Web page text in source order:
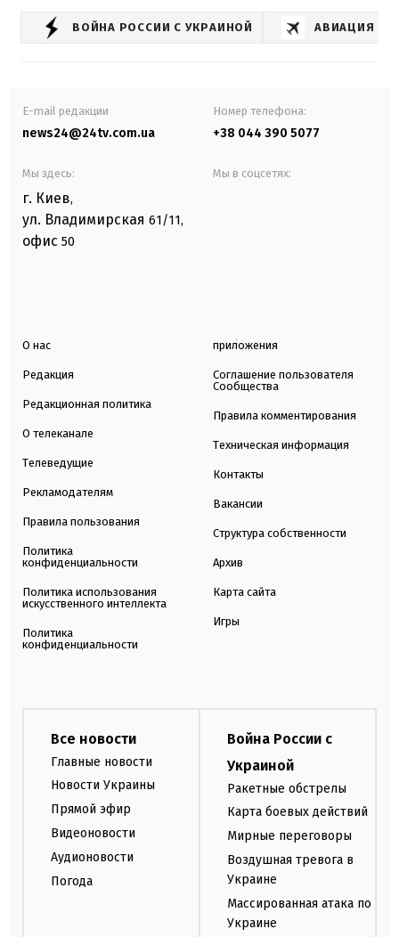
ВОЙНА РОССИИ С УКРАИНОЙ АВИАЦИЯ
E-mail редакции
news24@24tv.com.ua
Номер телефона:
+38 044 390 5077
Мы здесь:
г. Киев,
ул. Владимирская 61/11,
офис 50
Мы в соцсетях:
О нас
Редакция
Редакционная политика
О телеканале
Телеведущие
Рекламодателям
Правила пользования
Политика
конфиденциальности
Политика использования
искусственного интеллекта
Политика
конфиденциальности
приложения
Соглашение пользователя
Сообщества
Правила комментирования
Техническая информация
Контакты
Вакансии
Структура собственности
Архив
Карта сайта
Игры
Все новости
Главные новости
Новости Украины
Прямой эфир
Видеоновости
Аудионовости
Погода
Война России с
Украиной
Ракетные обстрелы
Карта боевых действий
Мирные переговоры
Воздушная тревога в
Украине
Массированная атака по
Украине